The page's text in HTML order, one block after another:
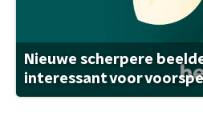
Nieuwe scherpere
interessant voor